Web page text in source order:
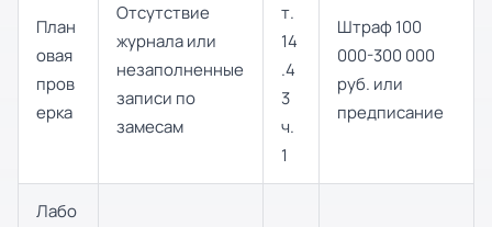
План
овая
пров
ерка
Отсутствие
журнала или
незаполненные
записи по
замесам
т.
14
.4
3
ч.
1
Штраф 100
000-300 000
руб. или
предписание
Лабо